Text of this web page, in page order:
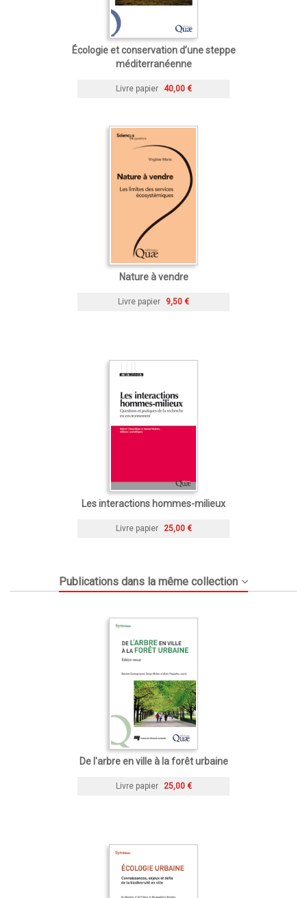
Écologie et conservation d’une steppe
méditerranéenne
Livre papier 40,00 €
Nature à vendre
Livre papier 9,50 €
Les interactions hommes-milieux
Livre papier 25,00 €
Publications dans la même collection
De l'arbre en ville à la forêt urbaine
Livre papier 25,00 €